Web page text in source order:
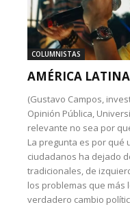
COLUMNISTAS
AMÉRICA
(Gustavo Campos,
Opinión Pública,
relevante no sea por
La pregunta es por qué
ciudadanos ha dejado
tradicionales, de
los problemas que más
verdadero cambio